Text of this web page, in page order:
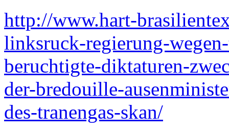
http://www.hart-
linksruck-regierung-
beruchtigte-diktaturen-
der-bredouille-
des-tranengas-skan/